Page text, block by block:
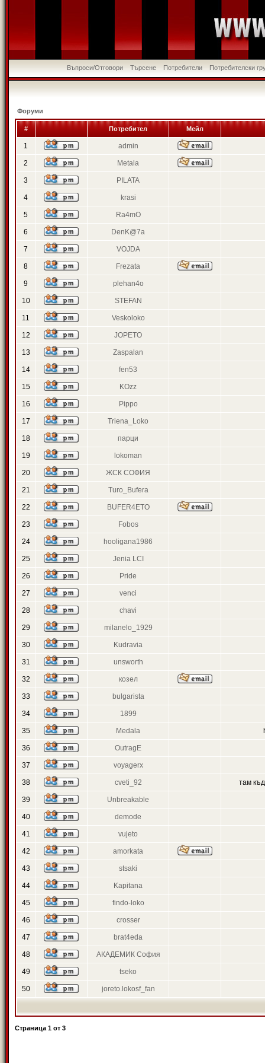
Въпроси/Отговори Търсене Потребители Потребителски
Форуми
# Потребител Мейл
1 admin
2 Metala
3 PILATA
4 krasi
5 Ra4mO
6 DenK@7a
7 VOJDA
8 Frezata
9 plehan4o
10 STEFAN
11 Veskoloko
12 JOPETO
13 Zaspalan
14 fen53
15 KOzz
16 Pippo
17 Triena_Loko
18 парци
19 lokoman
20 ЖСК СОФИЯ
21 Turo_Bufera
22 BUFER4ETO
23 Fobos
24 hooligana1986
25 Jenia LCI
26 Pride
27 venci
28 chavi
29 milanelo_1929
30 Kudravia
31 unsworth
32 козел
33 bulgarista
34 1899
35 Medala
36 OutragE
37 voyagerx
38 cveti_92 там
39 Unbreakable
40 demode
41 vujeto
42 amorkata
43 stsaki
44 Kapitana
45 findo-loko
46 crosser
47 brat4eda
48 АКАДЕМИК София
49 tseko
50 joreto.lokosf_fan
Страница 1 от 3